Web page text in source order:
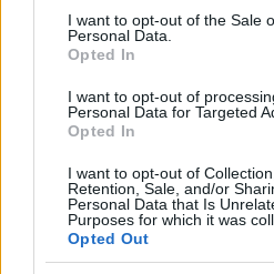
consent section.
I want to opt-out of the Sale
Personal Data.
Opted In
I want to opt-out of
Personal Data for Targeted
Opted In
I want to opt-out of
Retention, Sale, and/or
Personal Data that Is
Purposes for which it was
Opted Out
σύγκρουση
Στα Χανιά για
Μαρέβα
Marfin: Η 46χρονη
απολογηθεί την Τρίτη
συμμετείχε στη
100.000 άτομα»
ΠΑΟΚ – Άντερλεχτ 0-
ηττήθηκαν στο τρελό
θα ψάξουν την